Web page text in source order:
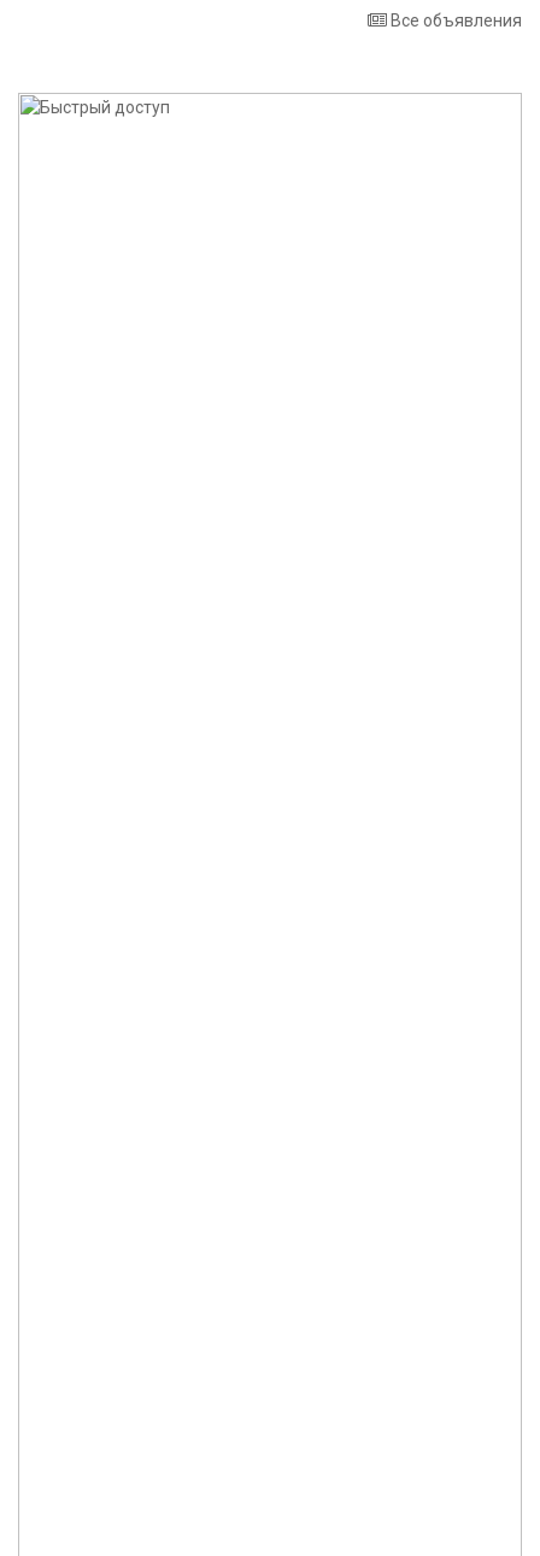
Все объявления